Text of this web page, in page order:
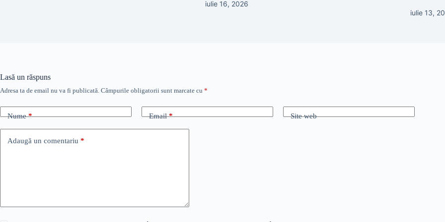
iulie 16, 2026
iulie 13,
Lasă un răspuns
Adresa ta de email nu va fi publicată. Câmpurile obligatorii sunt marcate cu *
Nume* Email* Site web
Adaugă un comentariu *